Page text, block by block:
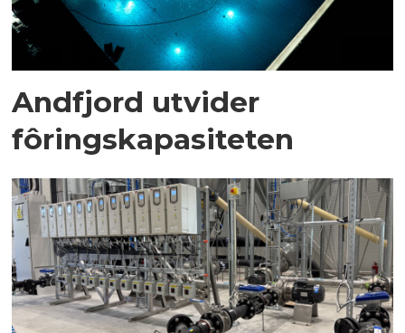
Andfjord utvider
fôringskapasiteten